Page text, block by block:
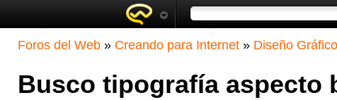
Foros del Web » Creando para Internet » Diseño Gráfico
Busco tipografía aspecto